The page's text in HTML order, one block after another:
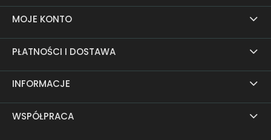
amortyzuje wstrząsy, jednocześnie nie dodając
urządzeniu zbędnej objętości.
Motorola Moto G75 5Gto idealne rozwiązanie
dla tych, którzy chcą kompleksowej ochrony.
zarysowaniami i kurzem
Wewnętrzne kieszonki na karty lub dokumenty
czynią to etui jeszcze bardziej praktycznym,
MOJE KONTO
PŁATNOŚCI I DOSTAWA
INFORMACJE
WSPÓŁPRACA